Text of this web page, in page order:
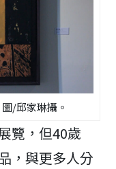
/邱家琳攝。
覽，但40歲
，與更多人分